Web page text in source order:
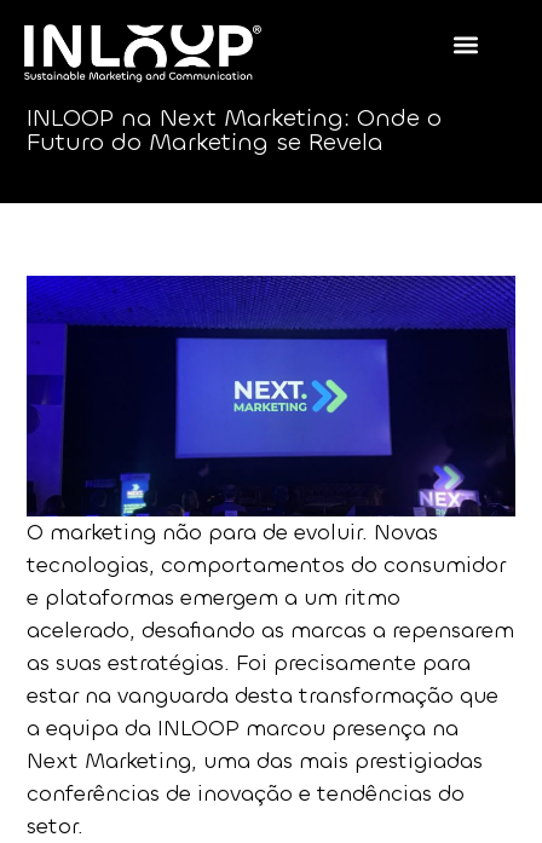
INLOOP na Next Marketing: Onde o
Futuro do Marketing se Revela
O marketing não para de evoluir. Novas
tecnologias, comportamentos do consumidor
e plataformas emergem a um ritmo
acelerado, desafiando as marcas a repensarem
as suas estratégias. Foi precisamente para
estar na vanguarda desta transformação que
a equipa da INLOOP marcou presença na
Next Marketing, uma das mais prestigiadas
conferências de inovação e tendências do
setor.